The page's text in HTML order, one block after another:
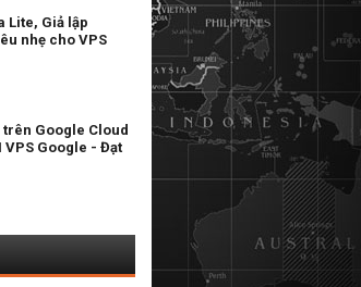
Lite, Giả lập
nhẹ cho VPS
Google Cloud
VPS Google - Đạt